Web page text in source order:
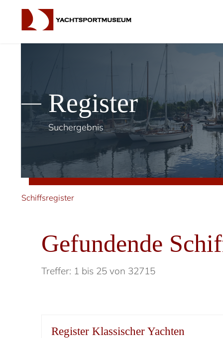
Register
Suchergebnis
Schiffsregister
Gefundende
Treffer: 1 bis 25 von 32715
Register Klassischer Yachten